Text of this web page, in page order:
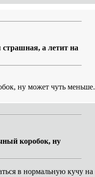
а летит на
ну может чуть меньше.
коробок, ну
в нормальную кучу на